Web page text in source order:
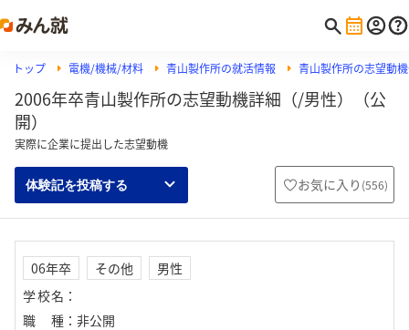
トップ 電機/機械/材料 青山製作所の就活情報 青山製作所の志望動
2006年卒青山製作所の志望動機詳細（/男性）（公
開）
実際に企業に提出した志望動機
体験記を投稿する お気に入り (556)
06年卒 その他
男性
学校名 ：
職種 ： 非公開